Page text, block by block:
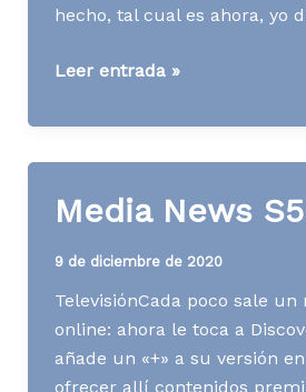
hecho, tal cual es ahora, yo
Media
S03
Leer entrada »
Media News
9 de diciembre de 2020
TelevisiónCada poco sale un
online: ahora le toca a
añade un «+» a su versión
ofrecer allí contenidos